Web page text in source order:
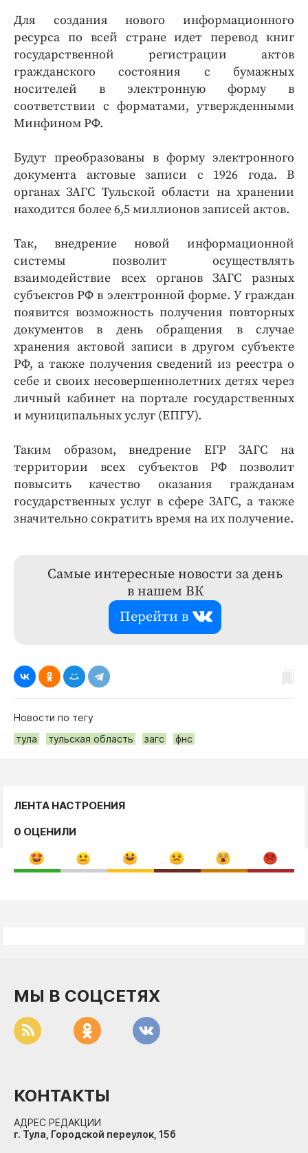
Для создания нового информационного
ресурса по всей стране идет перевод книг
государственной регистрации актов
гражданского состояния с бумажных
носителей в электронную форму в
соответствии с форматами, утвержденными
Минфином РФ.
Будут преобразованы в форму электронного
документа актовые записи с 1926 года. В
органах ЗАГС Тульской области на хранении
находится более 6,5 миллионов записей актов.
Так, внедрение новой информационной
системы позволит осуществлять
взаимодействие всех органов ЗАГС разных
субъектов РФ в электронной форме. У граждан
появится возможность получения повторных
документов в день обращения в случае
хранения актовой записи в другом субъекте
РФ, а также получения сведений из реестра о
себе и своих несовершеннолетних детях через
личный кабинет на портале государственных
и муниципальных услуг (ЕПГУ).
Таким образом, внедрение ЕГР ЗАГС на
территории всех субъектов РФ позволит
повысить качество оказания гражданам
государственных услуг в сфере ЗАГС, а также
значительно сократить время на их получение.
Самые интересные новости за день
в нашем ВК
Перейти в
Новости по тегу
тула
тульская область загс фнс
ЛЕНТА НАСТРОЕНИЯ
0 ОЦЕНИЛИ
МЫ В СОЦСЕТЯХ
КОНТАКТЫ
АДРЕС РЕДАКЦИИ
г. Тула, Городской переулок, 15б